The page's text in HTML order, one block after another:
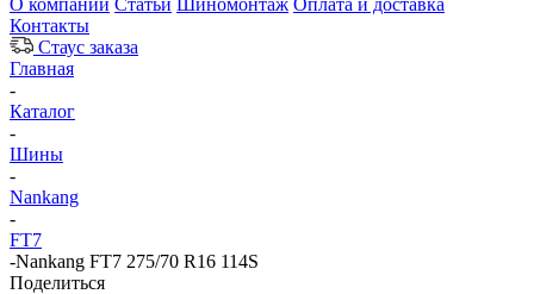
О компании Статьи Шиномонтаж Оплата и доставка
Контакты
Стаус заказа
Главная
-
Каталог
-
Шины
-
Nankang
-
FT7
-Nankang FT7 275/70 R16 114S
Поделиться